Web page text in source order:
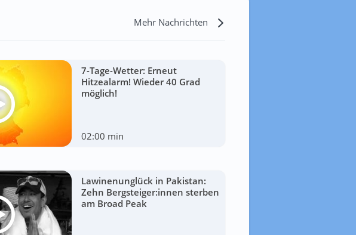
Mehr Nachrichten
7-Tage-Wetter: Erneut
Hitzealarm! Wieder 40 Grad
möglich!
02:00 min
Lawinenunglück in Pakistan:
Zehn Bergsteiger:innen sterben
am Broad Peak